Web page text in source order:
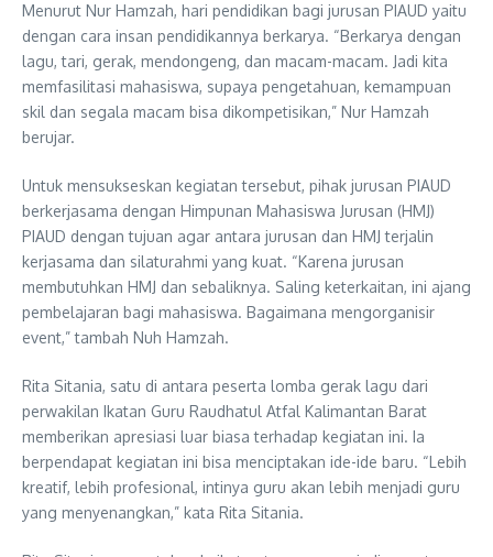
Menurut Nur Hamzah, hari pendidikan bagi jurusan PIAUD yaitu
dengan cara insan pendidikannya berkarya. “Berkarya dengan
lagu, tari, gerak, mendongeng, dan macam-macam. Jadi kita
memfasilitasi mahasiswa, supaya pengetahuan, kemampuan
skil dan segala macam bisa dikompetisikan,” Nur Hamzah
berujar.
Untuk mensukseskan kegiatan tersebut, pihak jurusan PIAUD
berkerjasama dengan Himpunan Mahasiswa Jurusan (HMJ)
PIAUD dengan tujuan agar antara jurusan dan HMJ terjalin
kerjasama dan silaturahmi yang kuat. “Karena jurusan
membutuhkan HMJ dan sebaliknya. Saling keterkaitan, ini ajang
pembelajaran bagi mahasiswa. Bagaimana mengorganisir
event,” tambah Nuh Hamzah.
Rita Sitania, satu di antara peserta lomba gerak lagu dari
perwakilan Ikatan Guru Raudhatul Atfal Kalimantan Barat
memberikan apresiasi luar biasa terhadap kegiatan ini. Ia
berpendapat kegiatan ini bisa menciptakan ide-ide baru. “Lebih
kreatif, lebih profesional, intinya guru akan lebih menjadi guru
yang menyenangkan,” kata Rita Sitania.